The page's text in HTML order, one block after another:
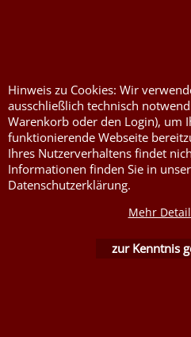
Hinweis zu Cookies: Wir
ausschließlich technisch
Warenkorb oder den Login), um
funktionierende Webseite
Ihres Nutzerverhaltens findet
Informationen finden Sie in
Datenschutzerklärung.
Mehr
zur Kenntnis